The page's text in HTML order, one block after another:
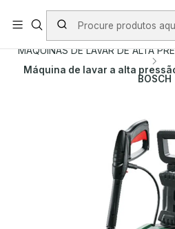
PORTES INCLUÍDOS EM
Início
MÁQUINAS DE LAVAR DE ALTA
Máquina de lavar a alta
BOSCH